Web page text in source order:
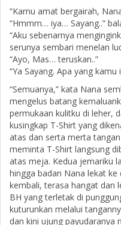
“Kamu amat bergairah,
“Hmmm… iya… Sayang..”
“Aku sebenarnya
serunya sembari menelan
“Ayo, Mas… teruskan..”
“Ya Sayang. Apa yang kamu
“Semuanya,” kata Nana
mengelus batang
permukaan kulitku di leher,
kusingkap T-Shirt yang
atas dan serta merta
meminta T-Shirt langsung
atas meja. Kedua jemariku
hingga badan Nana lekat
kembali, terasa hangat dan
BH yang terletak di
kuturunkan melalui
dan kini ujung payudaranya